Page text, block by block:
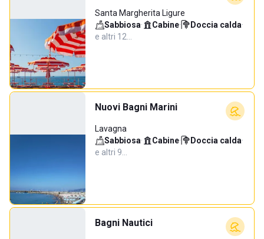
Santa Margherita Ligure
Sabbiosa· Cabine· Doccia calda·
e altri 12…
Nuovi Bagni Marini
Lavagna
Sabbiosa· Cabine· Doccia calda·
e altri 9…
Bagni Nautici